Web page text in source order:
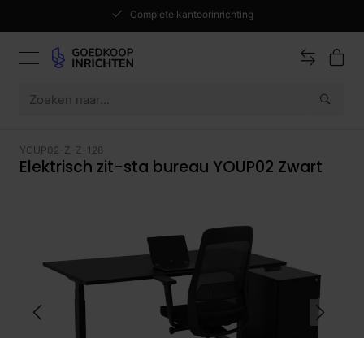
Complete kantoorinrichting
YOUP02-Z-Z-128
Elektrisch zit-sta bureau YOUP02 Zwart